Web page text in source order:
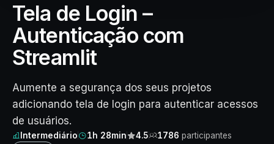
Tela de Login –
Autenticação com
Streamlit
Aumente a segurança dos seus projetos
adicionando tela de login para autenticar acessos
de usuários.
Intermediário 1h 28min 4.5 1786 participantes